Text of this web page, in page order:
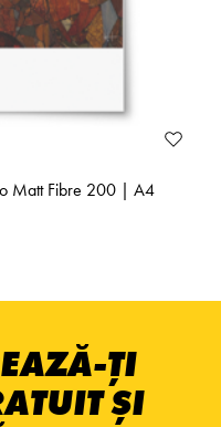
Matt Fibre 200 | A4
ȚI
ȘI